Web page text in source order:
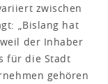
zwischen
„Bislang hat
der Inhaber
für die Stadt
gehören